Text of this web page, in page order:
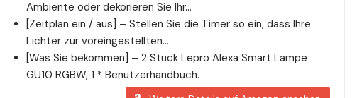
Ambiente oder dekorieren Sie Ihr…
[Zeitplan ein / aus] – Stellen Sie die Timer so ein, dass Ihre
Lichter zur voreingestellten…
[Was Sie bekommen] – 2 Stück Lepro Alexa Smart Lampe
GU10 RGBW, 1 * Benutzerhandbuch.